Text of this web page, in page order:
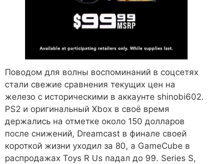
Поводом для волны воспоминаний в соцсетях
стали свежие сравнения текущих цен на
железо с историческими в аккаунте shinobi602.
PS2 и оригинальный Xbox в своё время
держались на отметке около 150 долларов
после снижений, Dreamcast в финале своей
короткой жизни уходил за 80, а GameCube в
распродажах Toys R Us падал до 99. Series S,